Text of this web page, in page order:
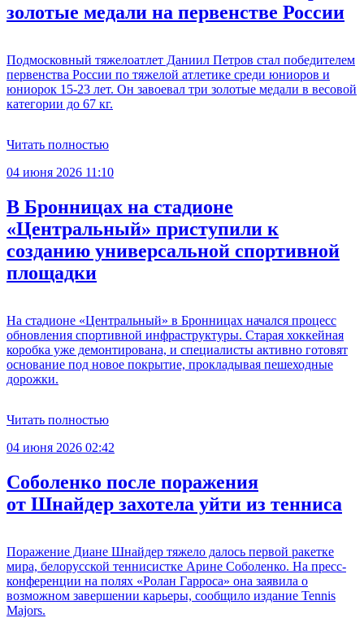
золотые медали на первенстве России
Подмосковный тяжелоатлет Даниил Петров стал победителем
первенства России по тяжелой атлетике среди юниоров и
юниорок 15-23 лет. Он завоевал три золотые медали в весовой
категории до 67 кг.
Читать полностью
04 июня 2026 11:10
В Бронницах на стадионе
«Центральный» приступили к
созданию универсальной спортивной
площадки
На стадионе «Центральный» в Бронницах начался процесс
обновления спортивной инфраструктуры. Старая хоккейная
коробка уже демонтирована, и специалисты активно готовят
основание под новое покрытие, прокладывая пешеходные
дорожки.
Читать полностью
04 июня 2026 02:42
Соболенко после поражения
от Шнайдер захотела уйти из тенниса
Поражение Диане Шнайдер тяжело далось первой ракетке
мира, белорусской теннисистке Арине Соболенко. На пресс-
конференции на полях «Ролан Гарроса» она заявила о
возможном завершении карьеры, сообщило издание Tennis
Majors.